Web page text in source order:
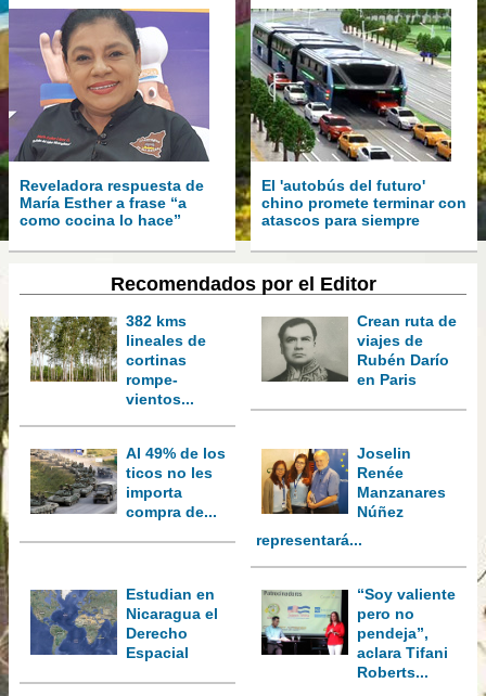
Reveladora respuesta de
María Esther a frase “a
como cocina lo hace”
El 'autobús del futuro'
chino promete terminar con
atascos para siempre
Recomendados por el Editor
382 kms
lineales de
cortinas
rompe-
vientos...
Crean ruta de
viajes de
Rubén Darío
en Paris
Al 49% de los
ticos no les
importa
compra de...
Joselin
Renée
Manzanares
Núñez
representará...
Estudian en
Nicaragua el
Derecho
Espacial
“Soy valiente
pero no
pendeja”,
aclara Tifani
Roberts...